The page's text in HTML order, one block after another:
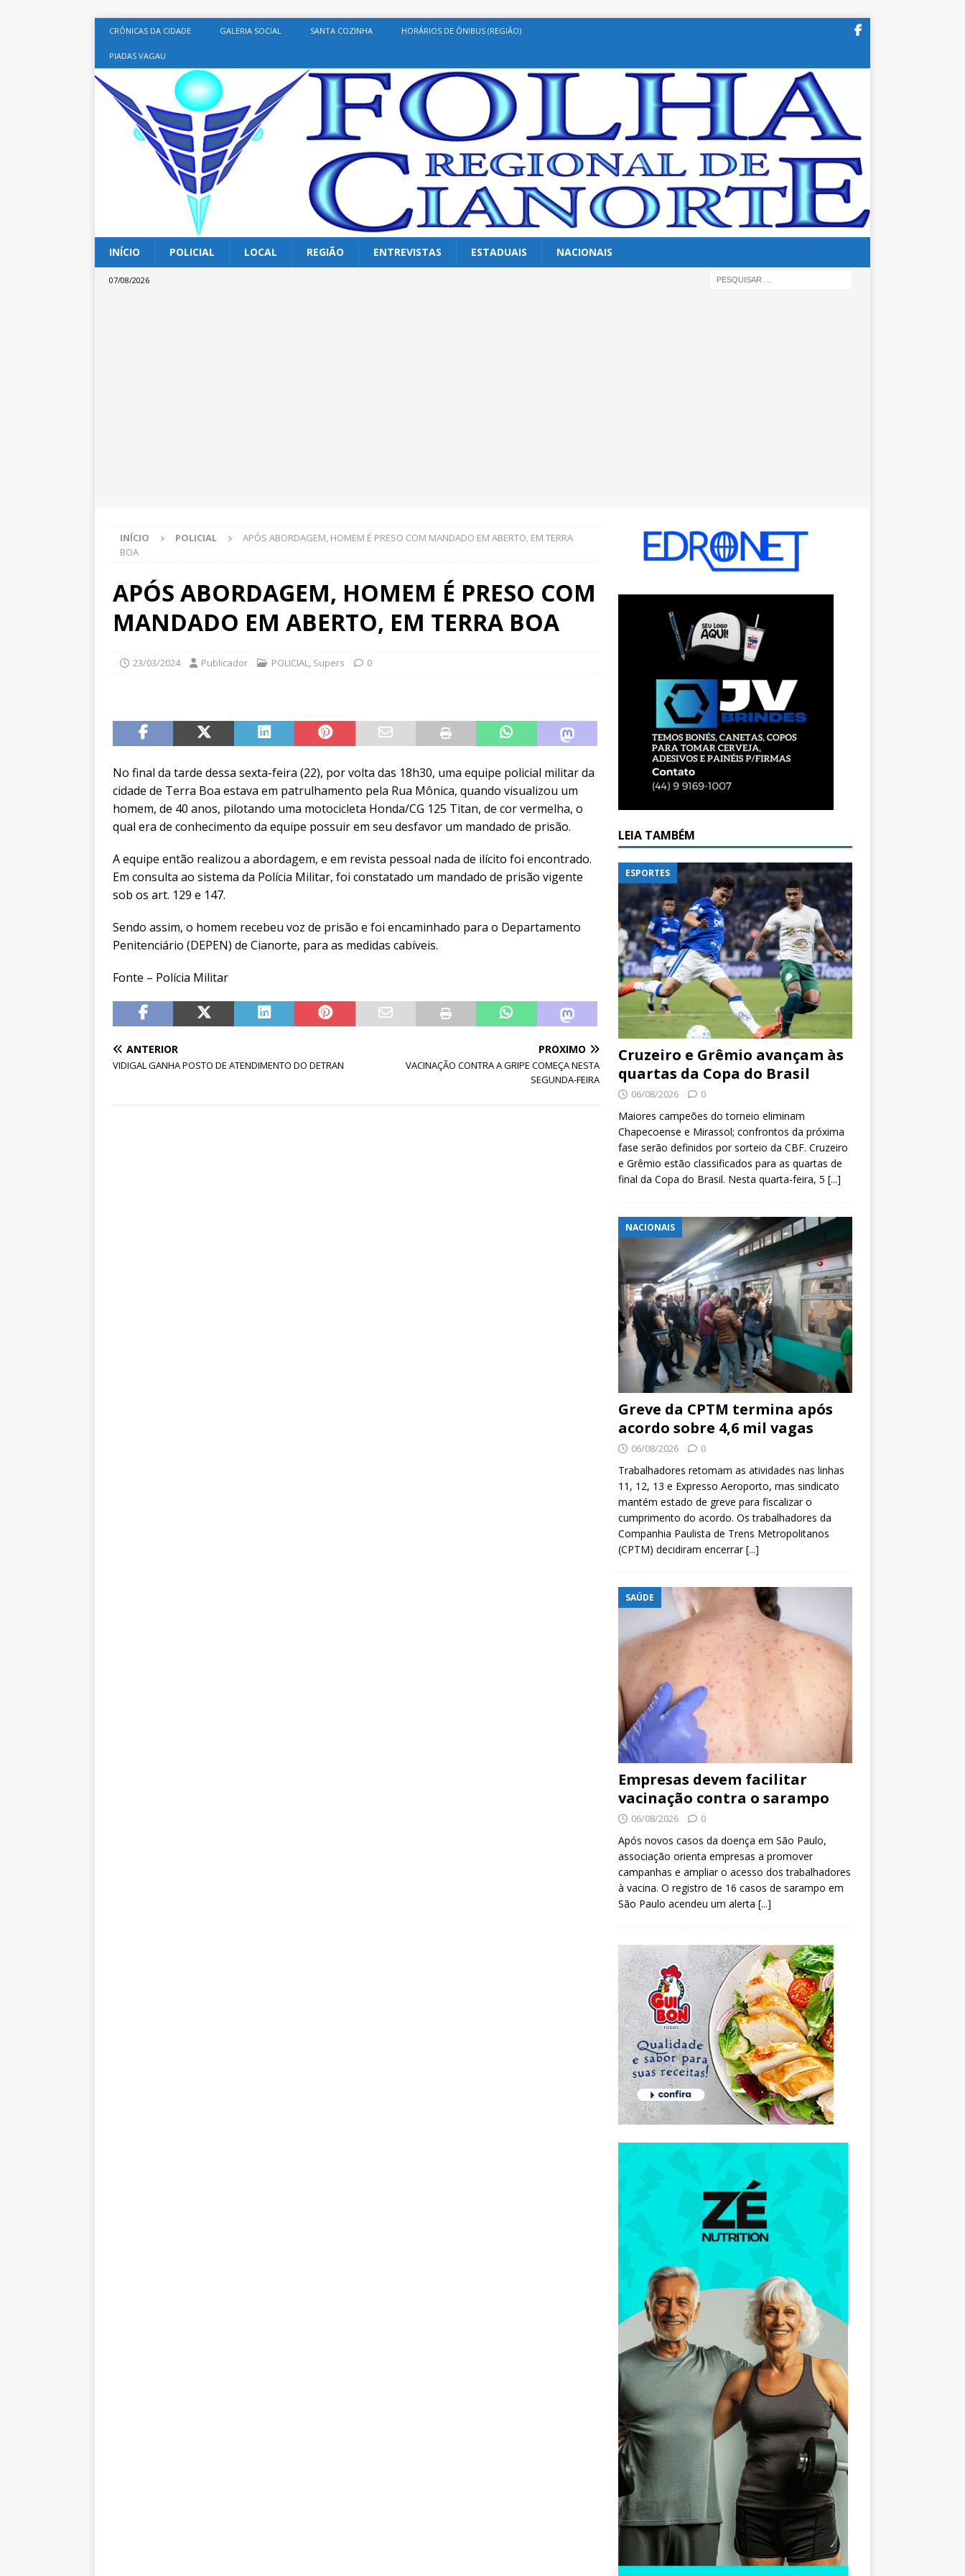
CRÔNICAS DA CIDADE GALERIA SOCIAL SANTA COZINHA HORÁRIOS DE ÔNIBUS (REGIÃO)
PIADAS VAGAU
INÍCIO POLICIAL LOCAL REGIÃO ENTREVISTAS ESTADUAIS NACIONAIS
07/08/2026
INÍCIO POLICIAL
APÓS ABORDAGEM, HOMEM É PRESO COM MANDADO EM ABERTO, EM TERRA
BOA
APÓS ABORDAGEM, HOMEM É PRESO COM
MANDADO EM ABERTO, EM TERRA BOA
23/03/2024 Publicador POLICIAL, Supers 0
No final da tarde dessa sexta-feira (22), por volta das 18h30, uma equipe policial militar da
cidade de Terra Boa estava em patrulhamento pela Rua Mônica, quando visualizou um
homem, de 40 anos, pilotando uma motocicleta Honda/CG 125 Titan, de cor vermelha, o
qual era de conhecimento da equipe possuir em seu desfavor um mandado de prisão.
A equipe então realizou a abordagem, e em revista pessoal nada de ilícito foi encontrado.
Em consulta ao sistema da Polícia Militar, foi constatado um mandado de prisão vigente
sob os art. 129 e 147.
Sendo assim, o homem recebeu voz de prisão e foi encaminhado para o Departamento
Penitenciário (DEPEN) de Cianorte, para as medidas cabíveis.
Fonte – Polícia Militar
ANTERIOR
VIDIGAL GANHA POSTO DE ATENDIMENTO DO DETRAN
PRÓXIMO
VACINAÇÃO CONTRA A GRIPE COMEÇA NESTA
SEGUNDA-FEIRA
LEIA TAMBÉM
ESPORTES
Cruzeiro e Grêmio avançam às
quartas da Copa do Brasil
06/08/2026 0
Maiores campeões do torneio eliminam
Chapecoense e Mirassol; confrontos da próxima
fase serão definidos por sorteio da CBF. Cruzeiro
e Grêmio estão classificados para as quartas de
final da Copa do Brasil. Nesta quarta-feira, 5 [...]
NACIONAIS
Greve da CPTM termina após
acordo sobre 4,6 mil vagas
06/08/2026 0
Trabalhadores retomam as atividades nas linhas
11, 12, 13 e Expresso Aeroporto, mas sindicato
mantém estado de greve para fiscalizar o
cumprimento do acordo. Os trabalhadores da
Companhia Paulista de Trens Metropolitanos
(CPTM) decidiram encerrar[...]
SAÚDE
Empresas devem facilitar
vacinação contra o sarampo
06/08/2026 0
Após novos casos da doença em São Paulo,
associação orienta empresas a promover
campanhas e ampliar o acesso dos trabalhadores
à vacina. O registro de 16 casos de sarampo em
São Paulo acendeu um alerta [...]